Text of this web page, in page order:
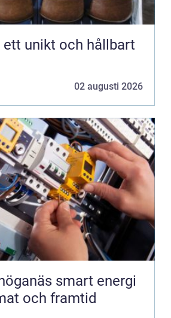
ett unikt och hållbart
02 augusti 2026
smart energi
och framtid